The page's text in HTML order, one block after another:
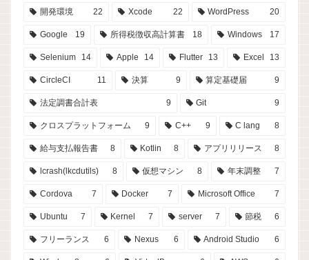
開発環境 22 Xcode 22 WordPress 20
Google 19 所得税徴収高計算書 18 Windows 17
Selenium 14 Apple 14 Flutter 13 Excel 13
CircleCI 11 決算 9 算定基礎届 9
法定調書合計表 9 Git 9
クロスプラットフォーム 9 C++ 9 C lang 8
給与支払報告書 8 Kotlin 8 アプリリリース 8
lcrash(lkcdutils) 8 仮想マシン 8 年末調整 7
Cordova 7 Docker 7 Microsoft Office 7
Ubuntu 7 Kernel 7 server 7 節税 6
フリーランス 6 Nexus 6 Android Studio 6